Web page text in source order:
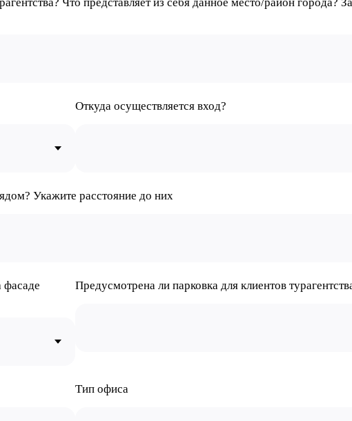
Откуда осуществляется вход?
Укажите расстояние до них
фасаде
Предусмотрена ли парковка для клиентов
Тип офиса